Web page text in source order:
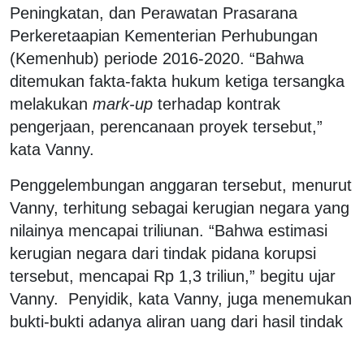
Peningkatan, dan Perawatan Prasarana
Perkeretaapian Kementerian Perhubungan
(Kemenhub) periode 2016-2020. “Bahwa
ditemukan fakta-fakta hukum ketiga tersangka
melakukan mark-up terhadap kontrak
pengerjaan, perencanaan proyek tersebut,”
kata Vanny.
Penggelembungan anggaran tersebut, menurut
Vanny, terhitung sebagai kerugian negara yang
nilainya mencapai triliunan. “Bahwa estimasi
kerugian negara dari tindak pidana korupsi
tersebut, mencapai Rp 1,3 triliun,” begitu ujar
Vanny. Penyidik, kata Vanny, juga menemukan
bukti-bukti adanya aliran uang dari hasil tindak